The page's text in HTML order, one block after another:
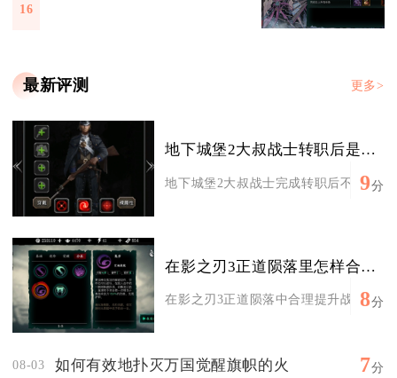
16
最新评测 更多>
地下城堡2大叔战士转职后是否需要重新加点
地下城堡2大叔战士完成转职后不需要
9分
在影之刃3正道陨落里怎样合理地提升战力
在影之刃3正道陨落中合理提升战力，
8分
08-03 如何有效地扑灭万国觉醒旗帜的火 7分